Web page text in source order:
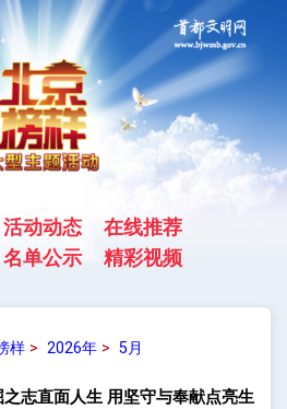
活动动态
在线推荐
名单公示 精彩视频
样> 2026年> 5月
志直面人生 用坚守与奉献点亮生